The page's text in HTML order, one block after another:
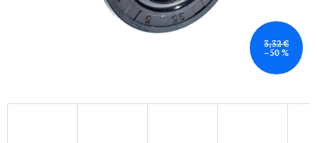
3,32 €
–50 %